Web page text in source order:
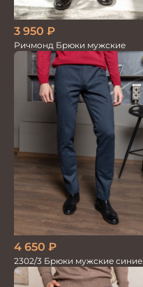
3 950 ₽
Ричмонд Брюки мужские
4 650 ₽
2302/3 Брюки мужские синие
диагональ